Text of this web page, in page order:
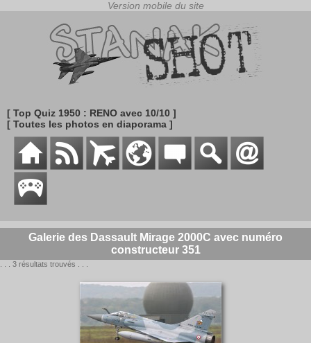
[ Top Quiz 1950 : RENO avec 10/10 ]
[ Toutes les photos en diaporama ]
Galerie des Dassault Mirage 2000C avec numéro
constructeur 351
. . . 3 résultats trouvés . . .